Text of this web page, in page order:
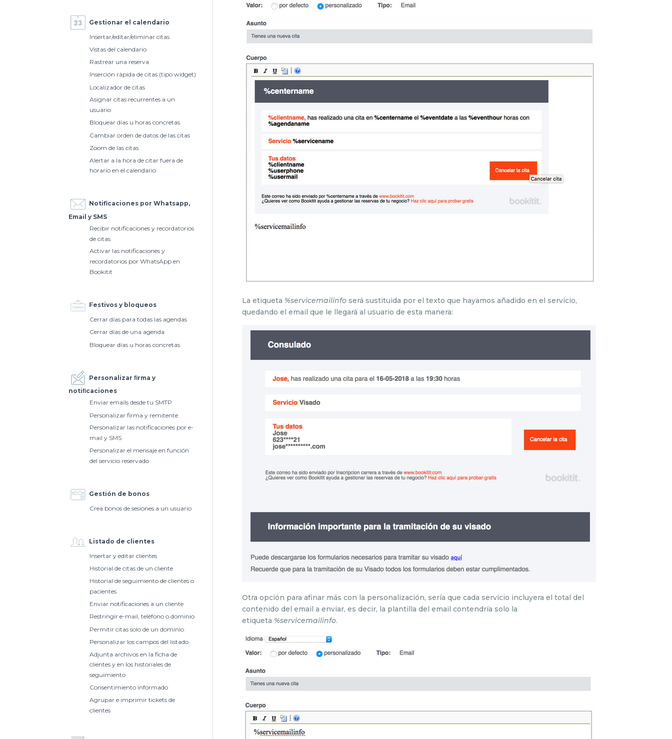
La etiqueta %servicemailinfoserá sustituida por el texto que hayamos añadido en el servicio,
quedando el email que le llegará al usuario de esta manera:
Otra opción para afinar más con la personalización, sería que cada servicio incluyera el total del
contenido del email a enviar, es decir, la plantilla del email contendría solo la
etiqueta %servicemailinfo.
Gestionar el calendario
Insertar/editar/eliminar citas
Vistas del calendario
Rastrear una reserva
Inserción rápida de citas (tipo widget)
Localizador de citas
Asignar citas recurrentes a un
usuario
Bloquear días u horas concretas
Cambiar orden de datos de las citas
Zoom de las citas
Alertar a la hora de citar fuera de
horario en el calendario
Notificaciones por Whatsapp,
Email y SMS
Recibir notificaciones y recordatorios
de citas
Activar las notificaciones y
recordatorios por WhatsApp en
Bookitit
Festivos y bloqueos
Cerrar días para todas las agendas
Cerrar días de una agenda
Bloquear días u horas concretas
Personalizar ﬁrma y
notiﬁcaciones
Enviar emails desde tu SMTP
Personalizar firma y remitente
Personalizar las notificaciones por e-
mail y SMS
Personalizar el mensaje en función
del servicio reservado
Gestión de bonos
Crea bonos de sesiones a un usuario
Listado de clientes
Insertar y editar clientes
Historial de citas de un cliente
Historial de seguimiento de clientes o
pacientes
Enviar notificaciones a un cliente
Restringir e-mail, teléfono o dominio
Permitir citas solo de un dominio
Personalizar los campos del listado
Adjunta archivos en la ficha de
clientes y en los historiales de
seguimiento
Consentimiento informado
Agrupar e imprimir tickets de
clientes